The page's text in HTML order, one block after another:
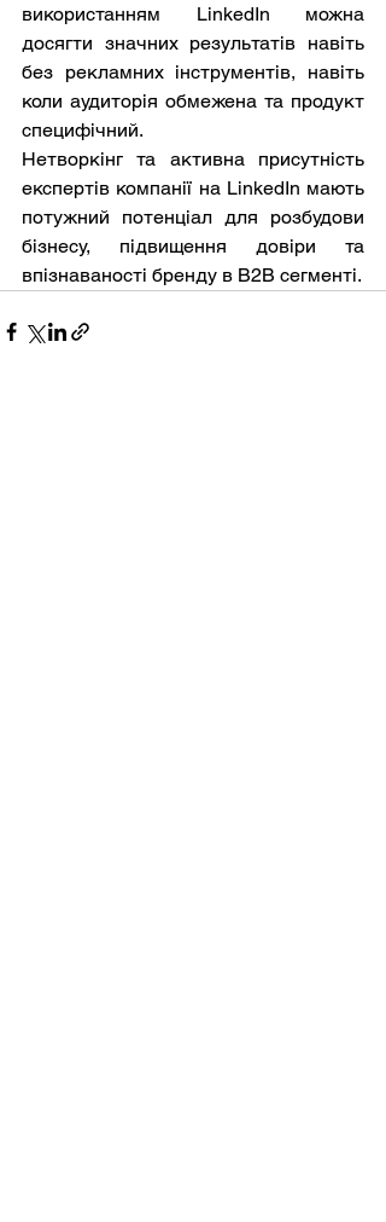
використанням LinkedIn можна
досягти значних результатів навіть
без рекламних інструментів, навіть
коли аудиторія обмежена та продукт
специфічний.
Нетворкінг та активна присутність
експертів компанії на LinkedIn мають
потужний потенціал для розбудови
бізнесу, підвищення довіри та
впізнаваності бренду в B2B сегменті.